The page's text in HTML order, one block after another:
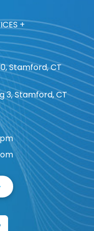
+
Stamford, CT
3, Stamford, CT